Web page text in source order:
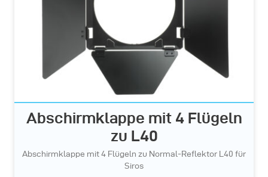
Abschirmklappe mit 4 Flügeln
zu L40
Abschirmklappe mit 4 Flügeln zu Normal-Reflektor L40 für
Siros